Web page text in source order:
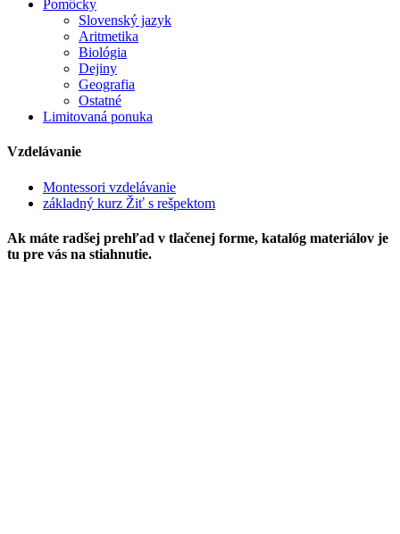
Pomôcky
Slovenský jazyk
Aritmetika
Biológia
Dejiny
Geografia
Ostatné
Limitovaná ponuka
Vzdelávanie
Montessori vzdelávanie
základný kurz Žiť s rešpektom
Ak máte radšej prehľad v tlačenej forme, katalóg materiálov je
tu pre vás na stiahnutie.